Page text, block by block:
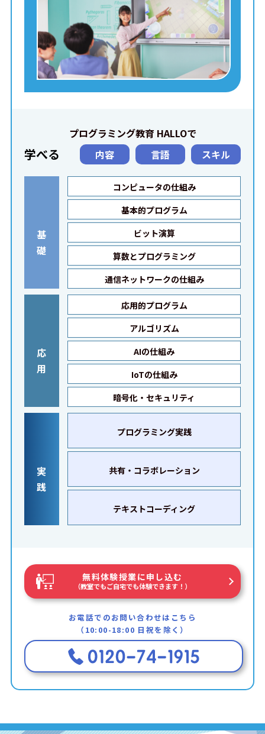
プログラミング教育 HALLOで
学べる 内容 言語 スキル
基
礎
コンピュータの仕組み
基本的プログラム
ビット演算
算数とプログラミング
通信ネットワークの仕組み
応
用
応用的プログラム
アルゴリズム
AIの仕組み
IoTの仕組み
暗号化・セキュリティ
実
践
プログラミング実践
共有・コラボレーション
テキストコーディング
無料体験授業に申し込む
（教室でもご自宅でも体験できます！）
お電話でのお問い合わせはこちら
（10:00-18:00 日祝を除く）